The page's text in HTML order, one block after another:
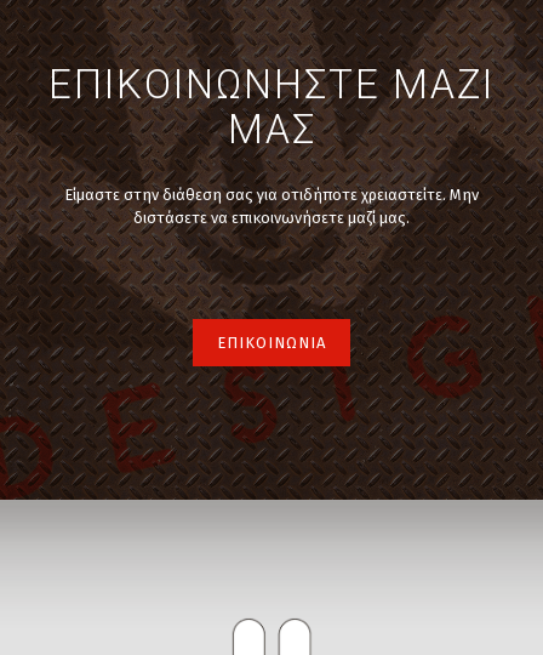
ΕΠΙΚΟΙΝΩΝΗΣΤΕ ΜΑΖΙ
ΜΑΣ
Είμαστε στην διάθεση σας για οτιδήποτε χρειαστείτε. Μην
διστάσετε να επικοινωνήσετε μαζί μας.
ΕΠΙΚΟΙΝΩΝΙΑ